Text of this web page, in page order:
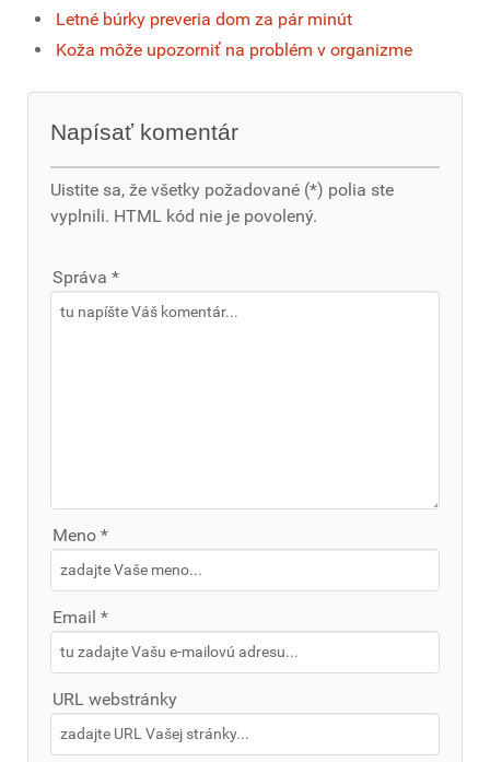
Letné búrky preveria dom za pár minút
Koža môže upozorniť na problém v organizme
Napísať komentár
Uistite sa, že všetky požadované (*) polia ste
vyplnili. HTML kód nie je povolený.
Správa *
Meno *
Email *
URL webstránky